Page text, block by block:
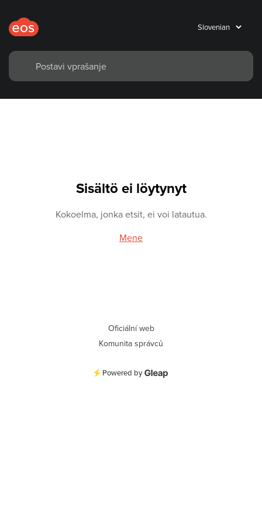
Sisältö ei löytynyt
Kokoelma, jonka etsit, ei voi latautua.
Mene
Oficiální web
Komunita správců
Powered by